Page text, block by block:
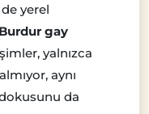
yerel
Burdur gay
yalnızca
aynı
da